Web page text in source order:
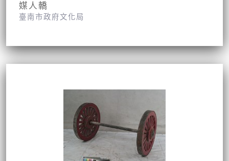
媒人轎
臺南市政府文化局